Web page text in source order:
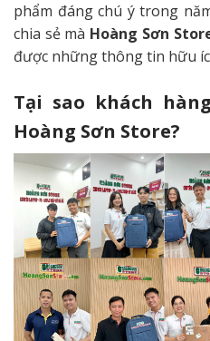
phẩm đáng chú ý trong
chia sẻ mà Hoàng Sơn
được những thông tin hữu
Tại sao khách
Hoàng Sơn Store?